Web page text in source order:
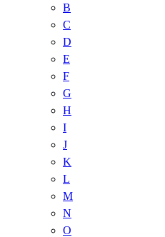
B
C
D
E
F
G
H
I
J
K
L
M
N
O